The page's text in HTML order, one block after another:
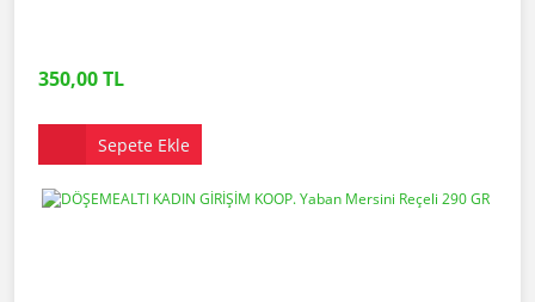
350,00 TL
Sepete Ekle